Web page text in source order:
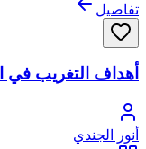
تفاصيل
أهداف التغريب في
أنور الجندي